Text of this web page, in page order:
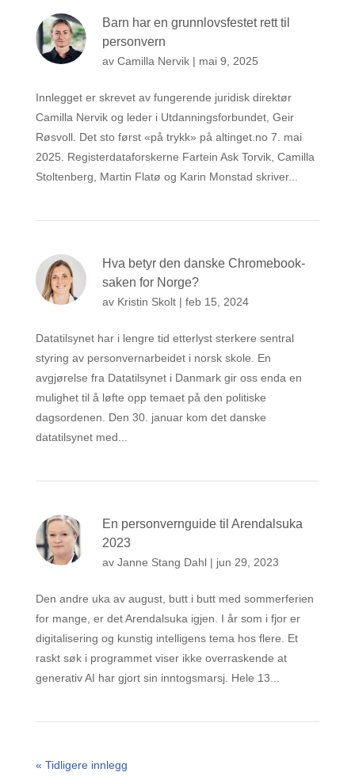
Barn har en grunnlovsfestet rett til
personvern
av Camilla Nervik| mai 9, 2025
Innlegget er skrevet av fungerende juridisk direktør
Camilla Nervik og leder i Utdanningsforbundet, Geir
Røsvoll. Det sto først «på trykk» på altinget.no 7. mai
2025. Registerdataforskerne Fartein Ask Torvik, Camilla
Stoltenberg, Martin Flatø og Karin Monstad skriver...
Hva betyr den danske Chromebook-
saken for Norge?
av Kristin Skolt| feb 15, 2024
Datatilsynet har i lengre tid etterlyst sterkere sentral
styring av personvernarbeidet i norsk skole. En
avgjørelse fra Datatilsynet i Danmark gir oss enda en
mulighet til å løfte opp temaet på den politiske
dagsordenen. Den 30. januar kom det danske
datatilsynet med...
En personvernguide til Arendalsuka
2023
av Janne Stang Dahl| jun 29, 2023
Den andre uka av august, butt i butt med sommerferien
for mange, er det Arendalsuka igjen. I år som i fjor er
digitalisering og kunstig intelligens tema hos flere. Et
raskt søk i programmet viser ikke overraskende at
generativ AI har gjort sin inntogsmarsj. Hele 13...
« Tidligere innlegg